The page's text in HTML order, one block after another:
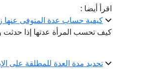
اقرأ أيضا :
كيفية حساب عدة المتوفى عنها
كيف تحسب المرأة عدتها إذا
تحديد مدة العدة للمطلقة على